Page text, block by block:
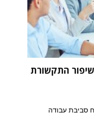
התקשורת
סביבת עבודה